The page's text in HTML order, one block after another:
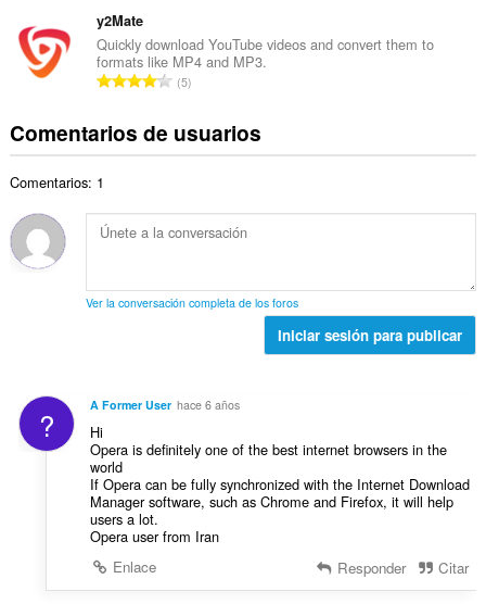
u
a
c
o
n
:
e
p
u
t
u
i
o
s
t
a
e
p
t
c
i
s
e
r
o
o
t
d
e
n
i
n
e
s
y2Mate
Quickly download YouTube videos and convert them to
formats like MP4 and MP3.
N
m
e
t
o
l
n
u
c
i
o
5
Comentarios de usuarios
Comentarios: 1
Ver la conversación completa de los foros
Iniciar sesión para publicar
? A Former User hace 6 años
Hi
Opera is definitely one of the best internet browsers in the
world
If Opera can be fully synchronized with the Internet Download
Manager software, such as Chrome and Firefox, it will help
users a lot.
Opera user from Iran
Enlace
Responder Citar